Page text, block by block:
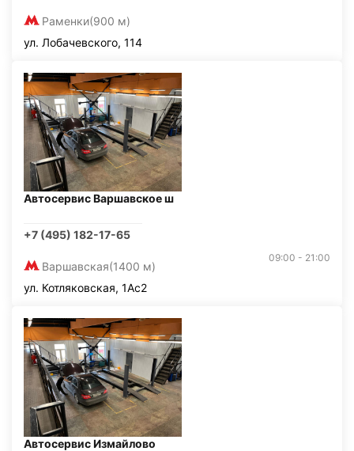
Раменки(900 м)
ул. Лобачевского, 114
Автосервис Варшавское ш
+7 (495) 182-17-65
Варшавская(1400 м)
09:00 - 21:00
ул. Котляковская, 1Ас2
Автосервис Измайлово